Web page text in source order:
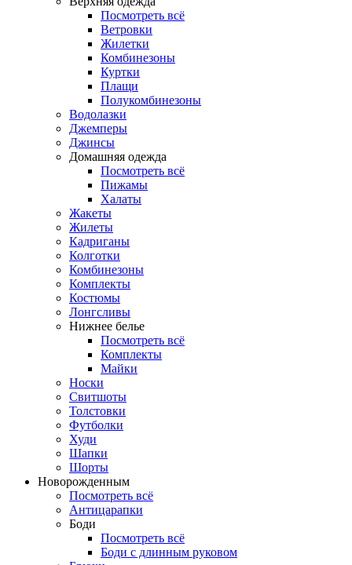
Посмотреть всё
Ветровки
Жилетки
Комбинезоны
Куртки
Плащи
Полукомбинезоны
Водолазки
Джемперы
Джинсы
Домашняя одежда
Посмотреть всё
Пижамы
Халаты
Жакеты
Жилеты
Кадриганы
Колготки
Комбинезоны
Комплекты
Костюмы
Лонгсливы
Нижнее белье
Посмотреть всё
Комплекты
Майки
Носки
Свитшоты
Толстовки
Футболки
Худи
Шапки
Шорты
Новорожденным
Посмотреть всё
Антицарапки
Боди
Посмотреть всё
Боди с длинным руковом